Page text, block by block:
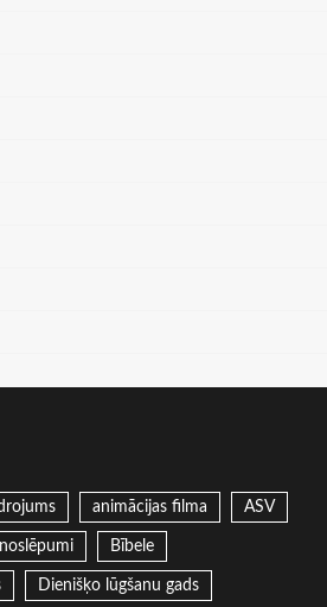
animācijas filma ASV
Bībele
Dienišķo lūgšanu gads